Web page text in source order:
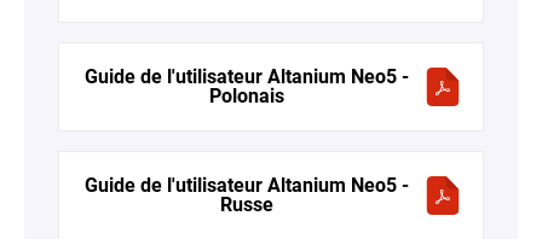
Guide de l'utilisateur Altanium Neo5 -
Polonais
Guide de l'utilisateur Altanium Neo5 -
Russe